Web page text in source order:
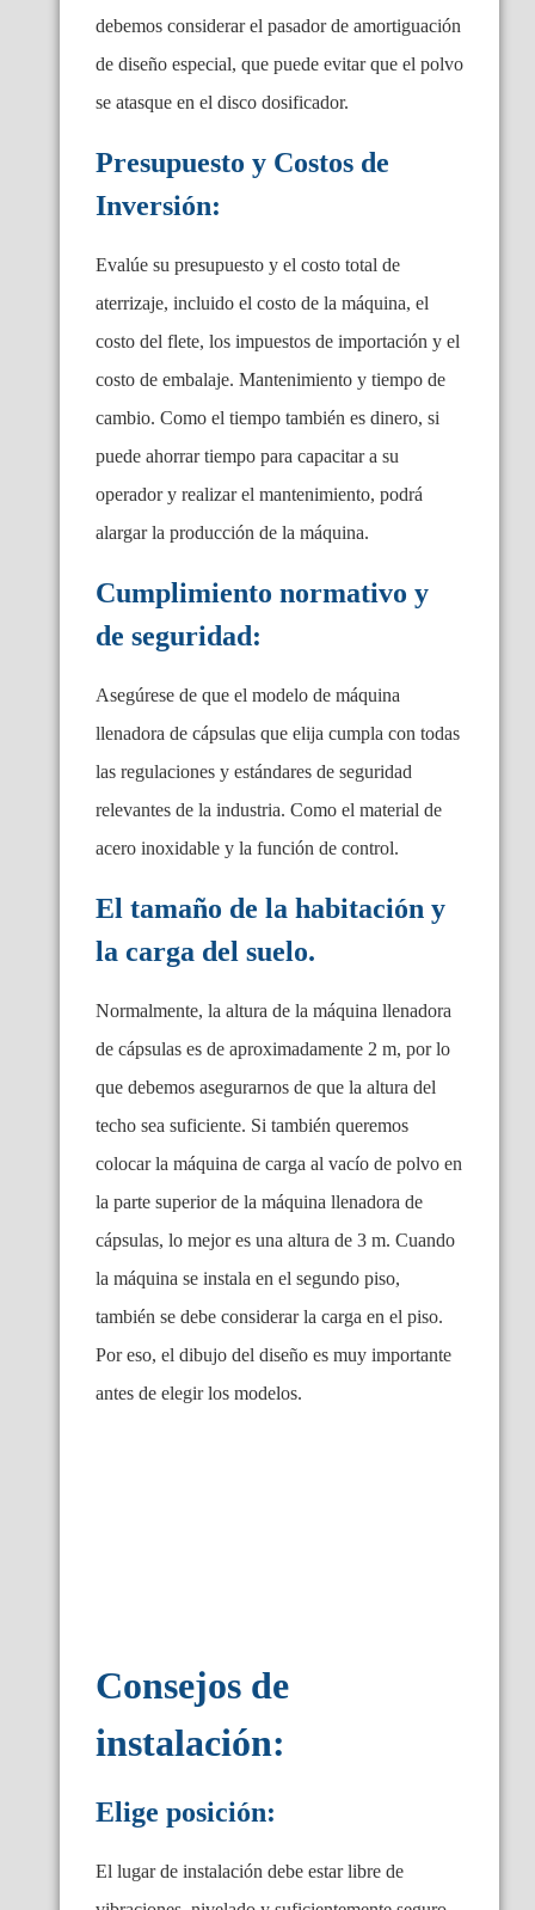
debemos considerar el pasador de amortiguación
de diseño especial, que puede evitar que el polvo
se atasque en el disco dosificador.
Presupuesto y Costos de
Inversión:
Evalúe su presupuesto y el costo total de
aterrizaje, incluido el costo de la máquina, el
costo del flete, los impuestos de importación y el
costo de embalaje. Mantenimiento y tiempo de
cambio. Como el tiempo también es dinero, si
puede ahorrar tiempo para capacitar a su
operador y realizar el mantenimiento, podrá
alargar la producción de la máquina.
Cumplimiento normativo y
de seguridad:
Asegúrese de que el modelo de máquina
llenadora de cápsulas que elija cumpla con todas
las regulaciones y estándares de seguridad
relevantes de la industria. Como el material de
acero inoxidable y la función de control.
El tamaño de la habitación y
la carga del suelo.
Normalmente, la altura de la máquina llenadora
de cápsulas es de aproximadamente 2 m, por lo
que debemos asegurarnos de que la altura del
techo sea suficiente. Si también queremos
colocar la máquina de carga al vacío de polvo en
la parte superior de la máquina llenadora de
cápsulas, lo mejor es una altura de 3 m. Cuando
la máquina se instala en el segundo piso,
también se debe considerar la carga en el piso.
Por eso, el dibujo del diseño es muy importante
antes de elegir los modelos.
Consejos de
instalación:
Elige posición:
El lugar de instalación debe estar libre de